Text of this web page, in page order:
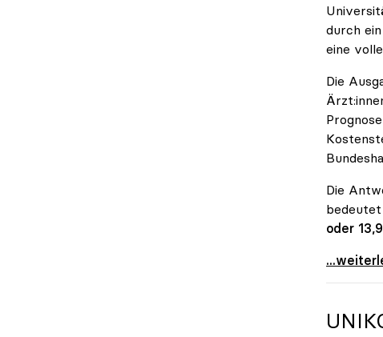
durch
eine
Die
Die
bedeutet
oder